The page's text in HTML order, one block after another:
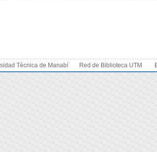
Técnica de Manabí Red de Biblioteca UTM